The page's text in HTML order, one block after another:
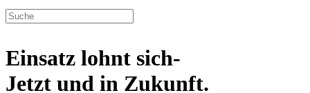
Einsatz lohnt sich-
Jetzt und in Zukunft.